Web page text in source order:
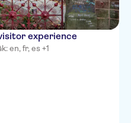
experience
en, fr, es +1